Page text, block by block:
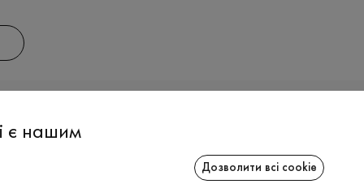
є нашим
Дозволити всі cookie